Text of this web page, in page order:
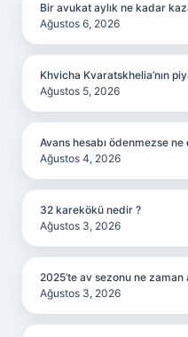
Bir avukat aylık ne kadar
Ağustos 6, 2026
Khvicha Kvaratskhelia’nın
Ağustos 5, 2026
Avans hesabı ödenmezse ne
Ağustos 4, 2026
32 karekökü nedir ?
Ağustos 3, 2026
2025’te av sezonu ne zaman
Ağustos 3, 2026